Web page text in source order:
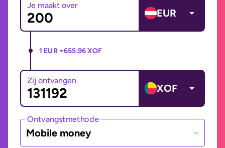
Je maakt over
EUR
1 EUR =655.96 XOF
Zij ontvangen
XOF
Ontvangstmethode
Mobile money